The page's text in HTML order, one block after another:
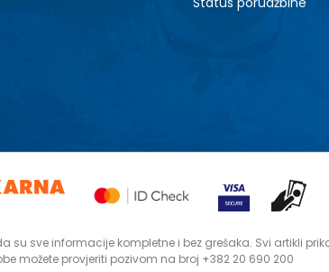
sve informacije kompletne i bez grešaka. Svi artikli
možete provjeriti pozivom na broj +382 20 690 200